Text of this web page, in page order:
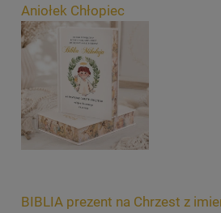
Aniołek Chłopiec
BIBLIA prezent na Chrzest z